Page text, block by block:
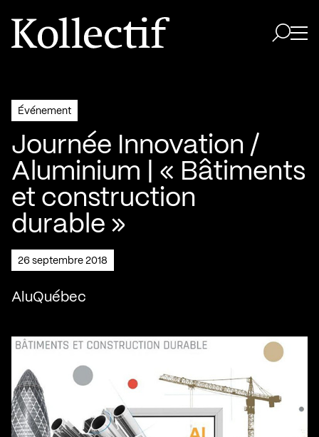
Aller à la page d'accueil
Logo Kollectif
Événement
Journée Innovation /
Aluminium | « Bâtiments
et construction
durable »
26 septembre 2018
AluQuébec